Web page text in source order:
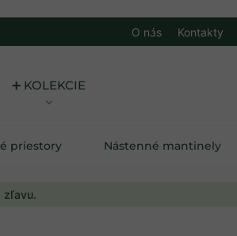
zľavu.
O nás Kontakty
➕ KOLEKCIE
priestory Nástenné mantinely